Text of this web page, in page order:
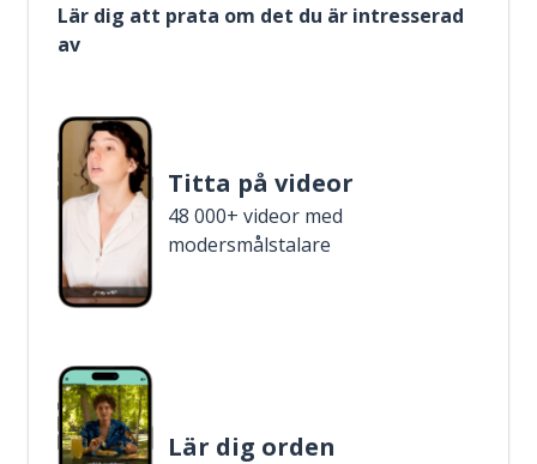
Lär dig att prata om det du är intresserad
av
Titta på videor
48 000+ videor med
modersmålstalare
Lär dig orden